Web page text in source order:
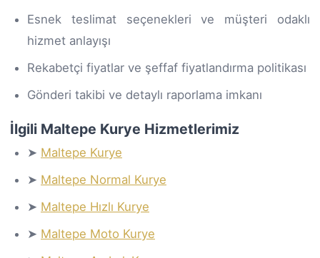
Esnek teslimat seçenekleri ve müşteri odaklı
hizmet anlayışı
Rekabetçi fiyatlar ve şeffaf fiyatlandırma politikası
Gönderi takibi ve detaylı raporlama imkanı
İlgili Maltepe Kurye Hizmetlerimiz
➤ Maltepe Kurye
➤ Maltepe Normal Kurye
➤ Maltepe Hızlı Kurye
➤ Maltepe Moto Kurye